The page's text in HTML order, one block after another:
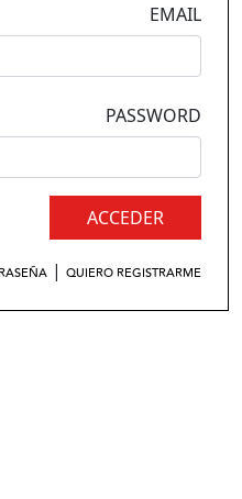
EMAIL
PASSWORD
ACCEDER
| QUIERO REGISTRARME